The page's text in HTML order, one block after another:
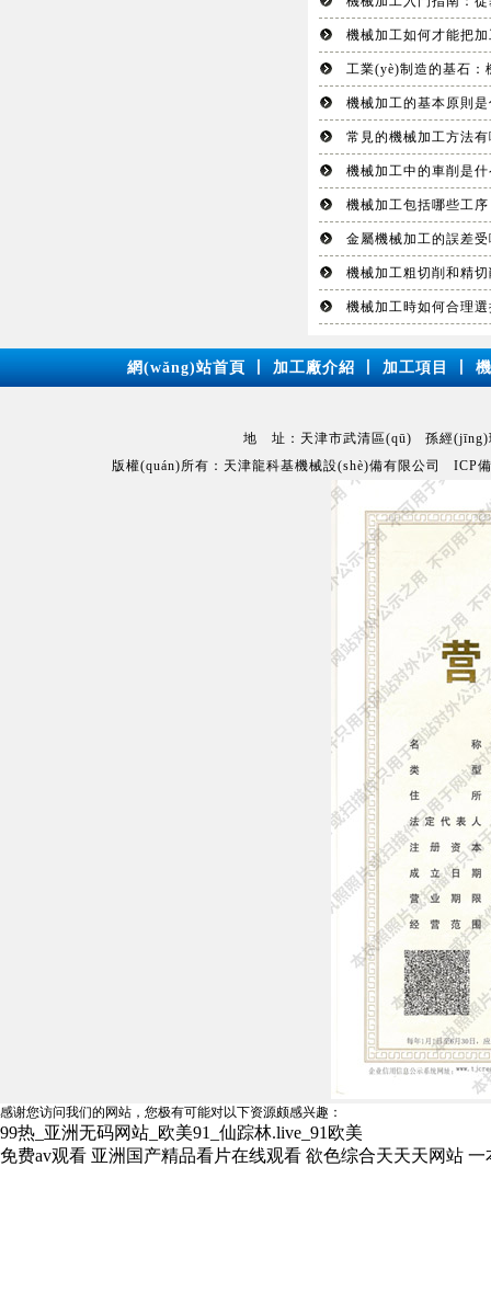
機械加工如何才能把
工業(yè)制造的基石：
機械加工的基本原則
常見的機械加工方法
機械加工中的車削是
機械加工包括哪些工序
金屬機械加工的誤差
機械加工粗切削和精
機械加工時如何合理
網(wǎng)站首頁 加工廠介紹 加工項目
地 址：天津市武清區(qū) 孫經(jīng)
版權(quán)所有：天津龍科基機械設(shè)備有限公司 ICP
感谢您访问我们的网站，您极有可能对以下资源颇感兴趣：
99热_亚洲无码网站_欧美91_仙踪林.live_91欧美
免费av观看 亚洲国产精品看片在线观看 欲色综合天天天网站 一